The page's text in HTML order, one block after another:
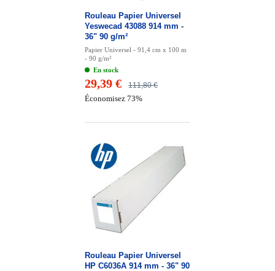
Rouleau Papier Universel
Yeswecad 43088 914 mm -
36" 90 g/m²
Papier Universel - 91,4 cm x 100 m
- 90 g/m²
En stock
111,80 €
29,39 €
Économisez 73%
Rouleau Papier Universel
HP C6036A 914 mm - 36" 90